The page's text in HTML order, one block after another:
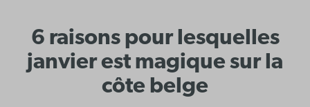
6 raisons pour lesquelles
janvier est magique sur la
côte belge